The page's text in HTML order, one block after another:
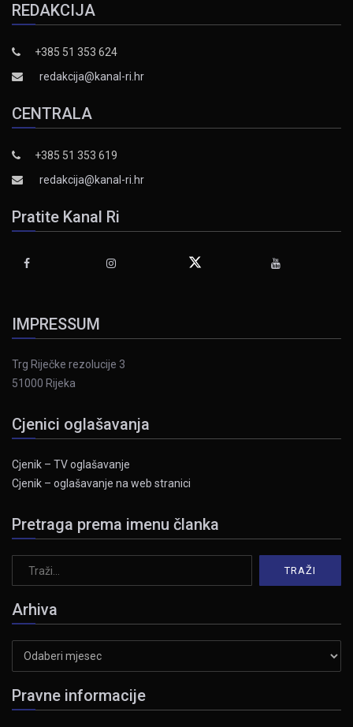
REDAKCIJA
+385 51 353 624
redakcija@kanal-ri.hr
CENTRALA
+385 51 353 619
redakcija@kanal-ri.hr
Pratite Kanal Ri
IMPRESSUM
Trg Riječke rezolucije 3
51000 Rijeka
Cjenici oglašavanja
Cjenik – TV oglašavanje
Cjenik – oglašavanje na web stranici
Pretraga prema imenu članka
Arhiva
Pravne informacije